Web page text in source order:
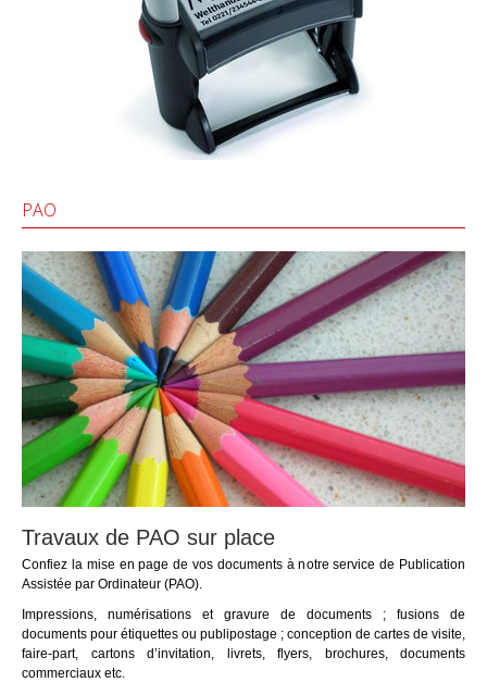
PAO
Travaux de PAO sur place
Confiez la mise en page de vos documents à notre service de Publication
Assistée par Ordinateur (PAO).
Impressions, numérisations et gravure de documents ; fusions de
documents pour étiquettes ou publipostage ; conception de cartes de visite,
faire-part, cartons d’invitation, livrets, flyers, brochures, documents
commerciaux etc.